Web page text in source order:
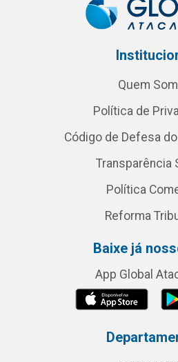
Quem
Política de
Código de Defesa
Transparência
Política
Reforma
Baixe já
App Global